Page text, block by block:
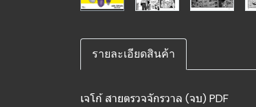
รายละเอียดสินค้า
เจโก้ สายตรวจจักรวาล (จบ) PDF